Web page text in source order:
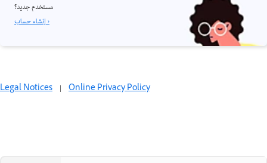
مستخدم جديد؟
إنشاء حساب ›
Legal Notices | Online Privacy Policy